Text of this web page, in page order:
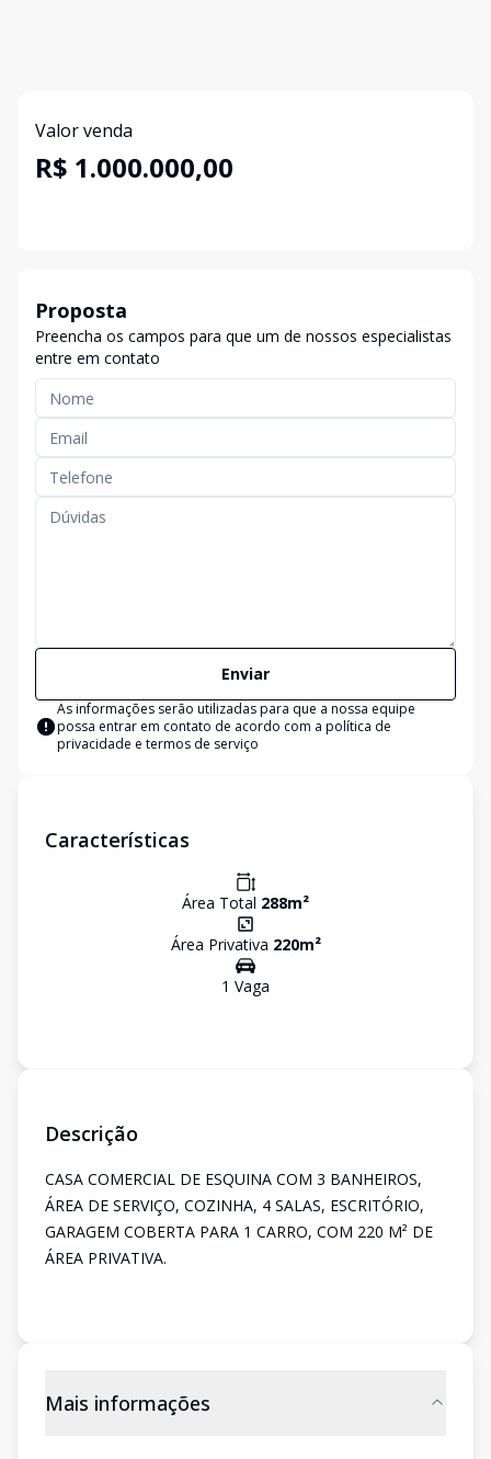
Valor venda
R$ 1.000.000,00
Proposta
Preencha os campos para que um de nossos especialistas
entre em contato
Enviar
As informações serão utilizadas para que a nossa equipe
possa entrar em contato de acordo com a política de
privacidade e termos de serviço
Características
Área Total 288m²
Área Privativa 220m²
1 Vaga
Descrição
CASA COMERCIAL DE ESQUINA COM 3 BANHEIROS,
ÁREA DE SERVIÇO, COZINHA, 4 SALAS, ESCRITÓRIO,
GARAGEM COBERTA PARA 1 CARRO, COM 220 M² DE
ÁREA PRIVATIVA.
Mais informações